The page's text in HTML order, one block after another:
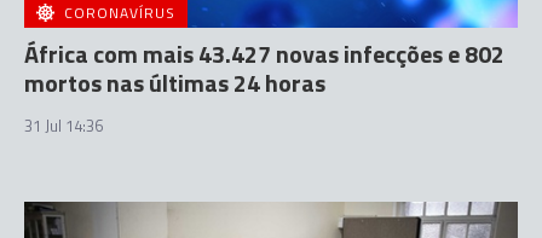
CORONAVÍRUS
África com mais 43.427 novas infecções e 802
mortos nas últimas 24 horas
31 Jul 14:36